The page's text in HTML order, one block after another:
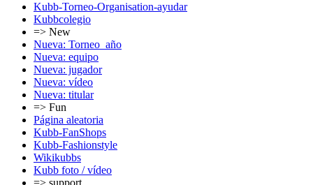
Kubb-Torneo-Organisation-ayudar
Kubbcolegio
=> New
Nueva: Torneo_año
Nueva: equipo
Nueva: jugador
Nueva: vídeo
Nueva: titular
=> Fun
Página aleatoria
Kubb-FanShops
Kubb-Fashionstyle
Wikikubbs
Kubb foto / vídeo